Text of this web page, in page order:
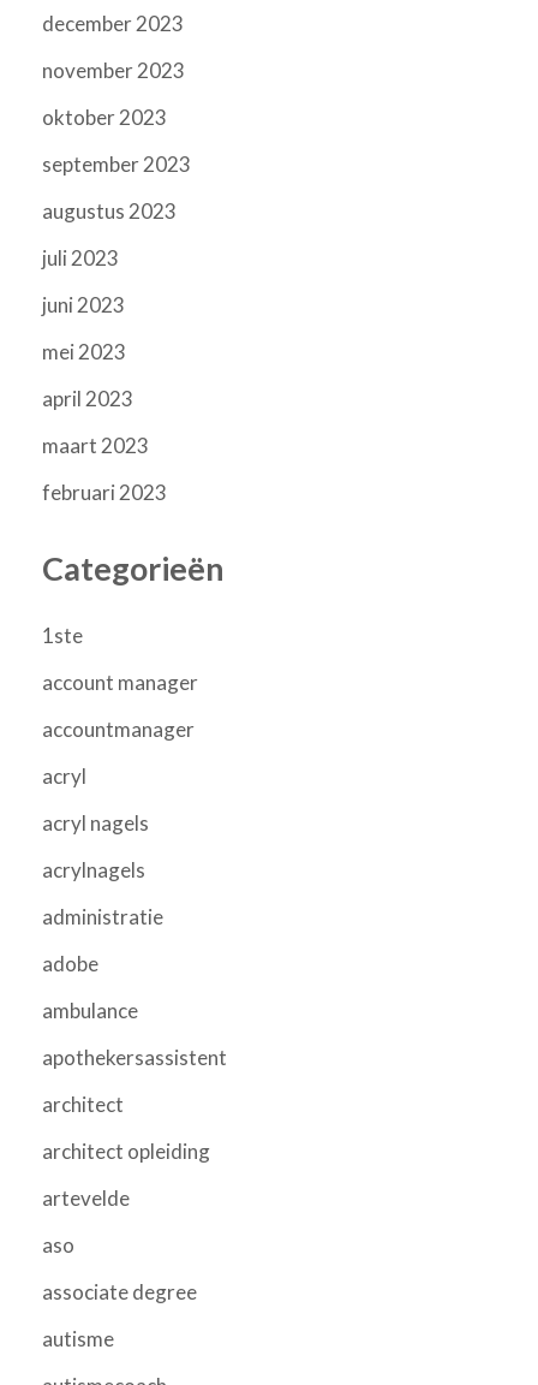
december 2023
november 2023
oktober 2023
september 2023
augustus 2023
juli 2023
juni 2023
mei 2023
april 2023
maart 2023
februari 2023
Categorieën
1ste
account manager
accountmanager
acryl
acryl nagels
acrylnagels
administratie
adobe
ambulance
apothekersassistent
architect
architect opleiding
artevelde
aso
associate degree
autisme